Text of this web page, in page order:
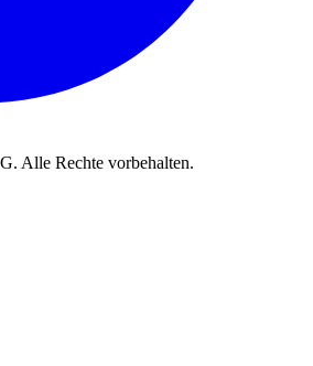
Alle Rechte vorbehalten.